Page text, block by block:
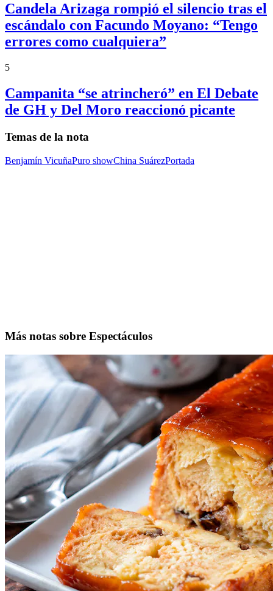
Candela Arizaga rompió el silencio tras el
escándalo con Facundo Moyano: “Tengo
errores como cualquiera”
5
Campanita “se atrincheró” en El Debate
de GH y Del Moro reaccionó picante
Temas de la nota
Benjamín VicuñaPuro showChina SuárezPortada
Más notas sobre Espectáculos